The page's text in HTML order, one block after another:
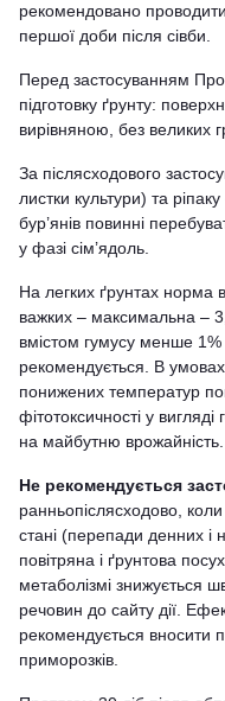
рекомендовано
першої доби після сівби.
Перед застосуванням
підготовку ґрунту:
вирівняною, без великих
За післясходового
листки культури) та
бур’янів повинні
у фазі сім’ядоль.
На легких ґрунтах норма
важких – максимальна –
вмістом гумусу менше
рекомендується. В умовах
понижених температур
фітотоксичності у
на майбутню врожайність.
Не рекомендується
ранньопіслясходово,
стані (перепади денних і
повітряна і ґрунтова
метаболізмі знижується
речовин до сайту дії.
рекомендується вносити
приморозків.